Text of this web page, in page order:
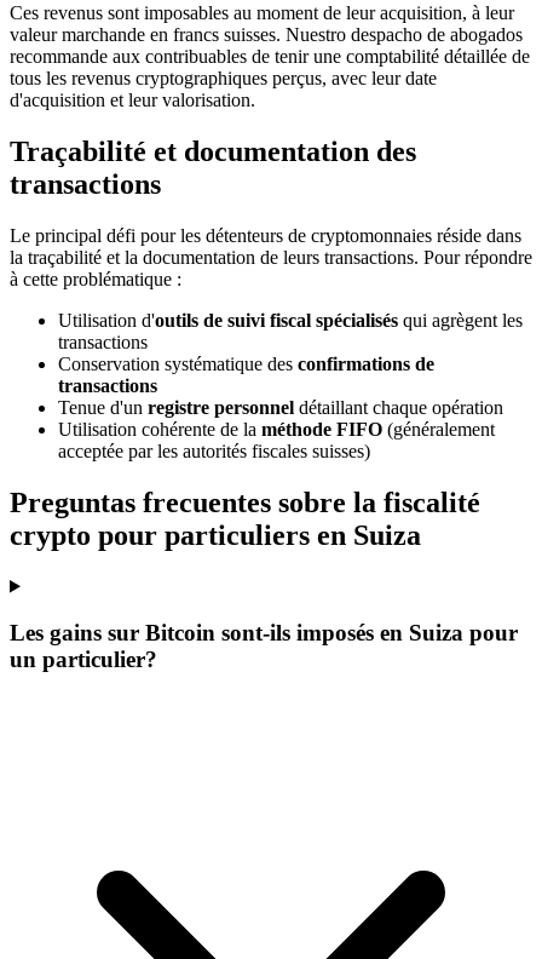
Ces revenus sont imposables au moment de leur acquisition, à leur
valeur marchande en francs suisses. Nuestro despacho de abogados
recommande aux contribuables de tenir une comptabilité détaillée de
tous les revenus cryptographiques perçus, avec leur date
d'acquisition et leur valorisation.
Traçabilité et documentation des
transactions
Le principal défi pour les détenteurs de cryptomonnaies réside dans
la traçabilité et la documentation de leurs transactions. Pour répondre
à cette problématique :
Utilisation d'outils de suivi fiscal spécialisés qui agrègent les
transactions
Conservation systématique des confirmations de
transactions
Tenue d'un registre personnel détaillant chaque opération
Utilisation cohérente de la méthode FIFO (généralement
acceptée par les autorités fiscales suisses)
Preguntas frecuentes sobre la fiscalité
crypto pour particuliers en Suiza
Les gains sur Bitcoin sont-ils imposés en Suiza pour
un particulier?